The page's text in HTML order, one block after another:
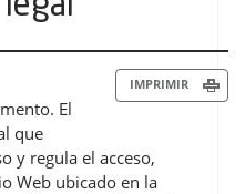
IMPRIMIR
El
que
y regula el acceso,
Web ubicado en la